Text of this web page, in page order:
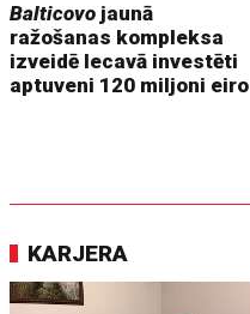
Balticovo jaunā
ražošanas kompleksa
izveidē Iecavā investēti
aptuveni 120 miljoni eiro
KARJERA